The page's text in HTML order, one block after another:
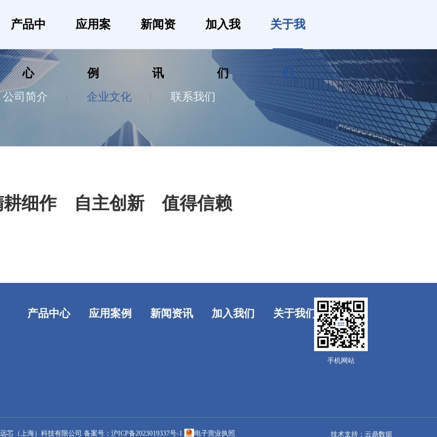
产品中
心
应用案
例
新闻资
讯
加入我
们
关于我
们
公司简介 企业文化 联系我们
耕细作 自主创新 值得信赖
产品中心 应用案例 新闻资讯 加入我们 关于我们
手机网站
芯（上海）科技有限公司 备案号：沪ICP备2023019337号-1 电子营业执照 技术支持：云鼎数据